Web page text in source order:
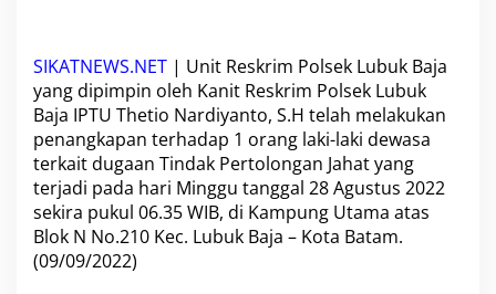
B
a
j
a
A
m
a
n
k
SIKATNEWS.NET | Unit Reskrim Polsek Lubuk Baja
yang dipimpin oleh Kanit Reskrim Polsek Lubuk
Baja IPTU Thetio Nardiyanto, S.H telah melakukan
penangkapan terhadap 1 orang laki-laki dewasa
terkait dugaan Tindak Pertolongan Jahat yang
terjadi pada hari Minggu tanggal 28 Agustus 2022
sekira pukul 06.35 WIB, di Kampung Utama atas
Blok N No.210 Kec. Lubuk Baja – Kota Batam.
(09/09/2022)